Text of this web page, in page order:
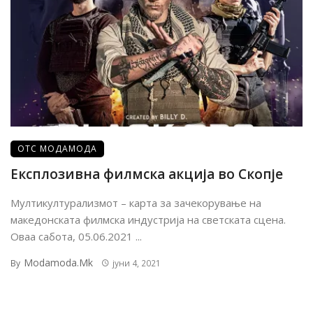
ОТС МОДАМОДА
Експлозивна филмска акција во Скопје
Мултикултурализмот – карта за зачекорување на
македонската филмска индустрија на светската сцена.
Оваа сабота, 05.06.2021 ...
By Modamoda.mk јуни 4, 2021